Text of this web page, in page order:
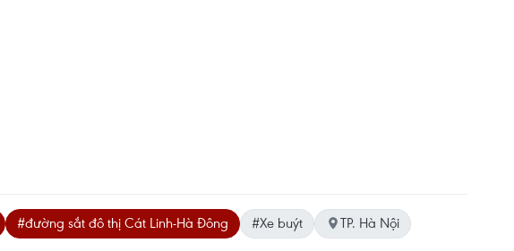
#đường sắt đô thị Cát Linh-Hà Đông #Xe buýt TP. Hà Nội